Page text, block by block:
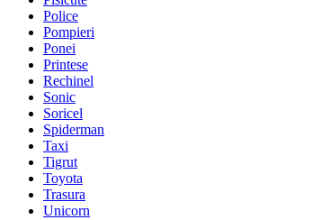
Police
Pompieri
Ponei
Printese
Rechinel
Sonic
Soricel
Spiderman
Taxi
Tigrut
Toyota
Trasura
Unicorn